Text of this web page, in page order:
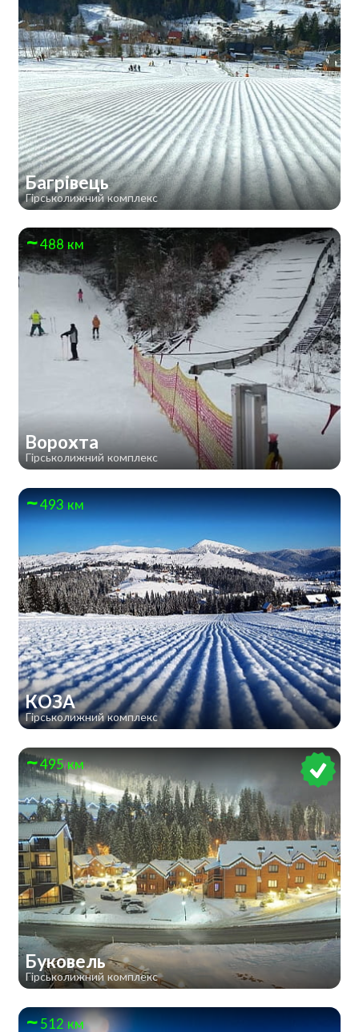
Багрівець
Гірськолижний комплекс
488 км
Ворохта
Гірськолижний комплекс
493 км
КОЗА
Гірськолижний комплекс
495 км
Буковель
Гірськолижний комплекс
512 км